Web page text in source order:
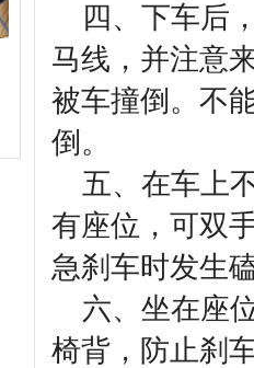
四、下车后
马线，并注意
被车撞倒。不
倒。
五、在车上
有座位，可双
急刹车时发生
六、坐在座
椅背，防止刹